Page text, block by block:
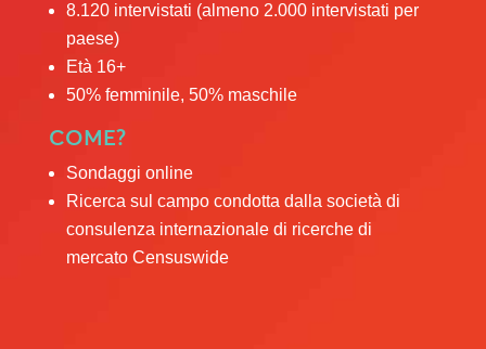
8.120 intervistati (almeno 2.000 intervistati per
paese)
Età 16+
50% femminile, 50% maschile
COME?
Sondaggi online
Ricerca sul campo condotta dalla società di
consulenza internazionale di ricerche di
mercato Censuswide